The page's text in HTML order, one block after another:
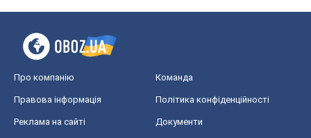
Про компанію Команда
Правова інформація Політика конфіденційності
Реклама на сайті Документи